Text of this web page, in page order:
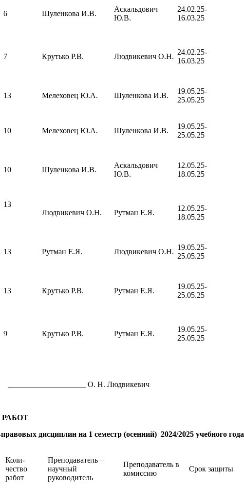
6
Шуленкова И.В.
Аскальдович
Ю.В.
24.02.25-
16.03.25
7
Крутько Р.В. Людвикевич О.Н.
24.02.25-
16.03.25
13 Мелеховец Ю.А. Шуленкова И.В.
19.05.25-
25.05.25
10 Мелеховец Ю.А. Шуленкова И.В.
19.05.25-
25.05.25
10
Шуленкова И.В.
Аскальдович
Ю.В.
12.05.25-
18.05.25
13
Людвикевич О.Н.
Рутман Е.Я.
12.05.25-
18.05.25
13 Рутман Е.Я. Людвикевич О.Н.
19.05.25-
25.05.25
13
Крутько Р.В. Рутман Е.Я.
19.05.25-
25.05.25
9
Крутько Р.В. Рутман Е.Я.
19.05.25-
25.05.25
О. Н. Людвикевич
дисциплин на 1 семестр (осенний) 2024/2025 учебного года
Коли-
чество
работ
Преподаватель –
научный
руководитель
Преподаватель в
комиссию
Срок защиты